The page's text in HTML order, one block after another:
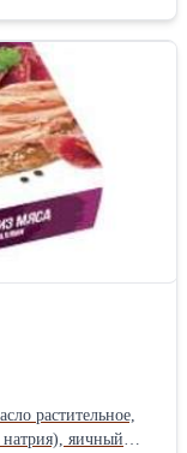
растительное,
натрия), яичный